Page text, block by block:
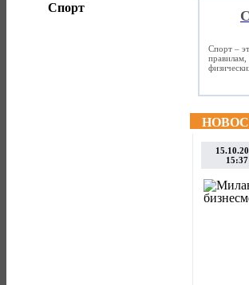
Спорт
Спорт –
правилам,
15:37